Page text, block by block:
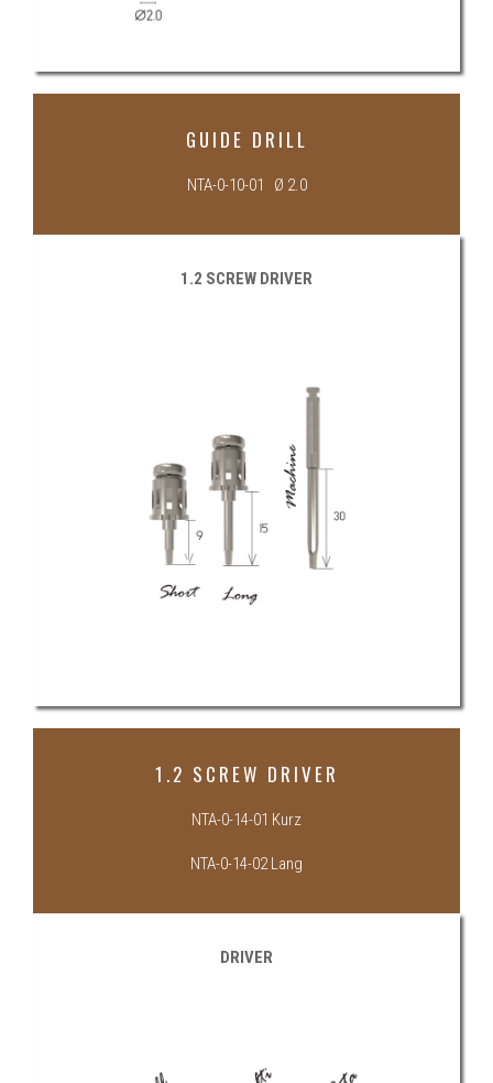
GUIDE DRILL
NTA-0-10-01 Ø 2.0
1.2 SCREW DRIVER
1.2 SCREW DRIVER
NTA-0-14-01 Kurz
NTA-0-14-02 Lang
DRIVER